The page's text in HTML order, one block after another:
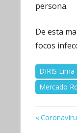
persona.
De esta
focos
DIRIS
Mercado
Previous